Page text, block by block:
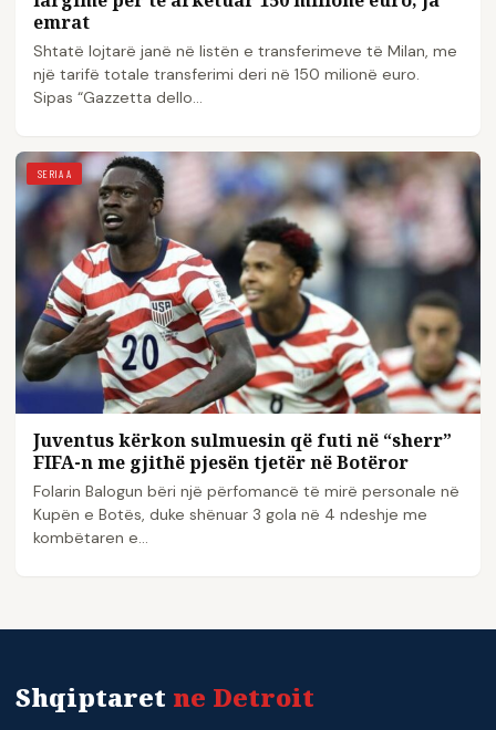
emrat
Shtatë lojtarë janë në listën e transferimeve të Milan, me
një tarifë totale transferimi deri në 150 milionë euro.
Sipas “Gazzetta dello…
SERIA A
Juventus kërkon sulmuesin që futi në “sherr”
FIFA-n me gjithë pjesën tjetër në Botëror
Folarin Balogun bëri një përfomancë të mirë personale në
Kupën e Botës, duke shënuar 3 gola në 4 ndeshje me
kombëtaren e…
Shqiptaret ne Detroit